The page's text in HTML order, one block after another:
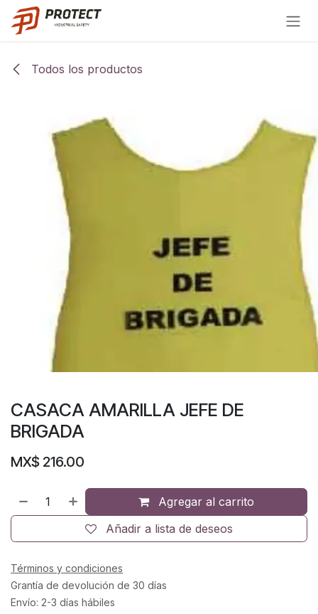
Ir al contenido
Todos los productos
CASACA AMARILLA JEFE DE
BRIGADA
MX$ 216.00
Agregar al carrito
Añadir a lista de deseos
Términos y condiciones
Grantía de devolución de 30 días
Envío: 2-3 días hábiles